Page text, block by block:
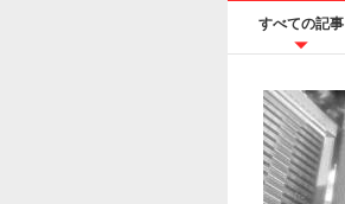
すべての記事